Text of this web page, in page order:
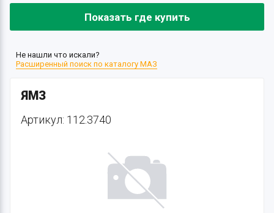
Показать где купить
Не нашли что искали?
Расширенный поиск по каталогу МАЗ
ЯМЗ
Артикул: 112.3740